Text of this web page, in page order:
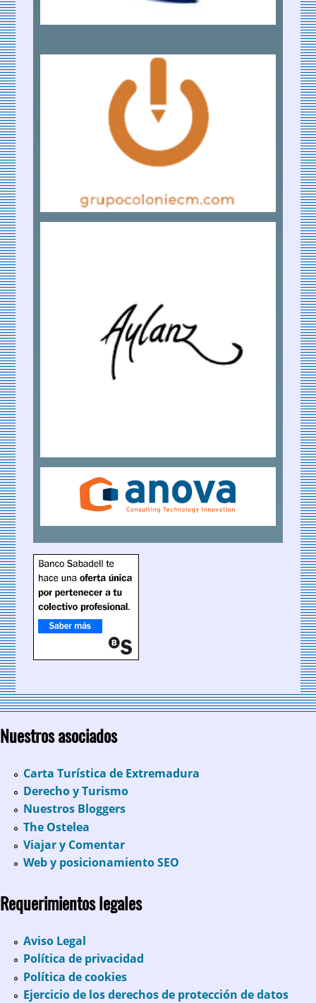
Nuestros asociados
Carta Turística de Extremadura
Derecho y Turismo
Nuestros Bloggers
The Ostelea
Viajar y Comentar
Web y posicionamiento SEO
Requerimientos legales
Aviso Legal
Política de privacidad
Política de cookies
Ejercicio de los derechos de protección de datos